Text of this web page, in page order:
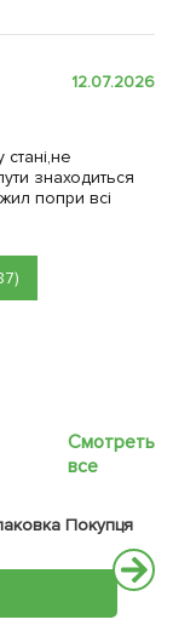
12.07.2026
знаходиться
попри всі
Смотреть
все
Покупця